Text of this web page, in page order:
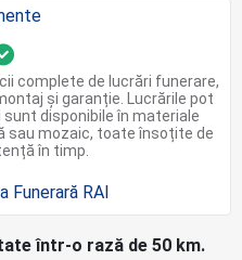
complete de lucrări funerare,
și garanție. Lucrările pot
disponibile în materiale
sau mozaic, toate însoțite de
în timp.
într-o rază de 50 km.